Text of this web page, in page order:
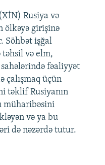
Rusiya və
ölkəyə girişinə
Söhbət işğal
və elm,
fəaliyyət
çalışmaq üçün
təklif Rusiyanın
müharibəsini
və ya bu
də nəzərdə tutur.